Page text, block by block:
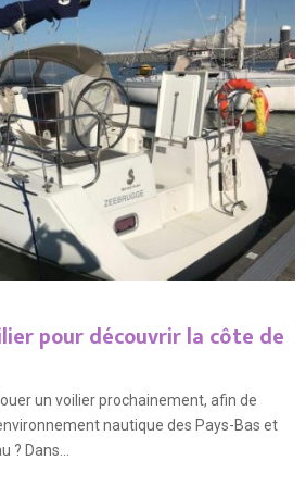
pour découvrir la côte de
un voilier prochainement, afin de
nautique des Pays-Bas et
? Dans...